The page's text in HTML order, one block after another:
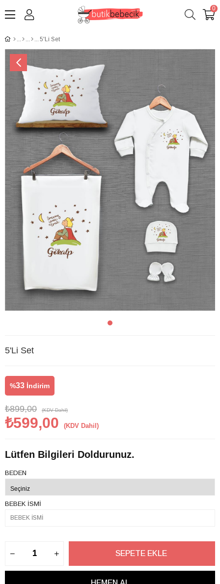
0
5'Li Set
5'Li Set
%33 İndirim
₺899,00 (KDV Dahil)
₺599,00 (KDV Dahil)
Lütfen Bilgileri Doldurunuz.
BEDEN
BEBEK İSMİ